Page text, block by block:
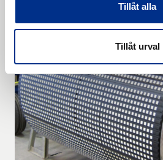
Tillåt alla
Tillåt urval